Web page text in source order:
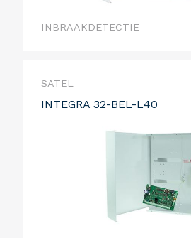
INBRAAKDETECTIE
SATEL
INTEGRA 32-BEL-L40